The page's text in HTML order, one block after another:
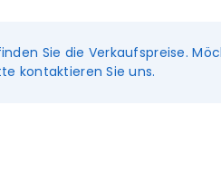
Sie die Verkaufspreise.
kontaktieren Sie uns.